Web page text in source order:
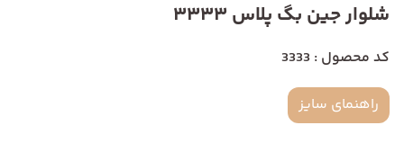
شلوار جین بگ پلاس 3333
کد محصول : 3333
راهنمای سایز